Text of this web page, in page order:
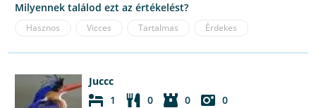
Milyennek találod ezt az értékelést?
Hasznos Vicces Tartalmas Érdekes
Juccc
1
0 0 0